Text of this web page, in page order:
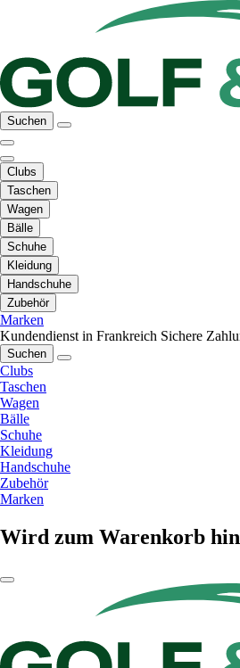
Suchen
Clubs
Taschen
Wagen
Bälle
Schuhe
Kleidung
Handschuhe
Zubehör
Marken
Kundendienst in Frankreich Sichere
Suchen
Clubs
Taschen
Wagen
Bälle
Schuhe
Kleidung
Handschuhe
Zubehör
Marken
Wird zum Warenkorb